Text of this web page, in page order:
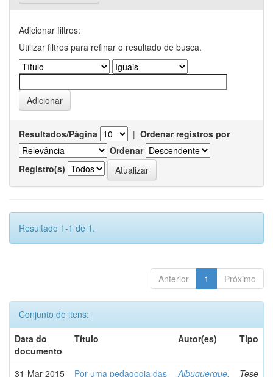
Adicionar filtros:
Utilizar filtros para refinar o resultado de busca.
Resultados/Página | Ordenar registros por
Ordenar
Registro(s)
Resultado 1-1 de 1.
Anterior 1 Próximo
Conjunto de itens:
Data do
documento
Título Autor(es) Tipo
31-Mar-2015
Por uma pedagogia das
Albuquerque,
Tese